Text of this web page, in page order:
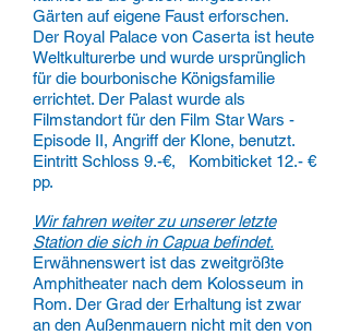
Gärten auf eigene Faust erforschen.
Der Royal Palace von Caserta ist heute
Weltkulturerbe und wurde ursprünglich
für die bourbonische Königsfamilie
errichtet. Der Palast wurde als
Filmstandort für den Film Star Wars -
Episode II, Angriff der Klone, benutzt.
Eintritt Schloss 9.-€, Kombiticket 12.- €
pp.
Wir fahren weiter zu unserer letzte
Station die sich in Capua befindet.
Erwähnenswert ist das zweitgrößte
Amphitheater nach dem Kolosseum in
Rom. Der Grad der Erhaltung ist zwar
an den Außenmauern nicht mit den von